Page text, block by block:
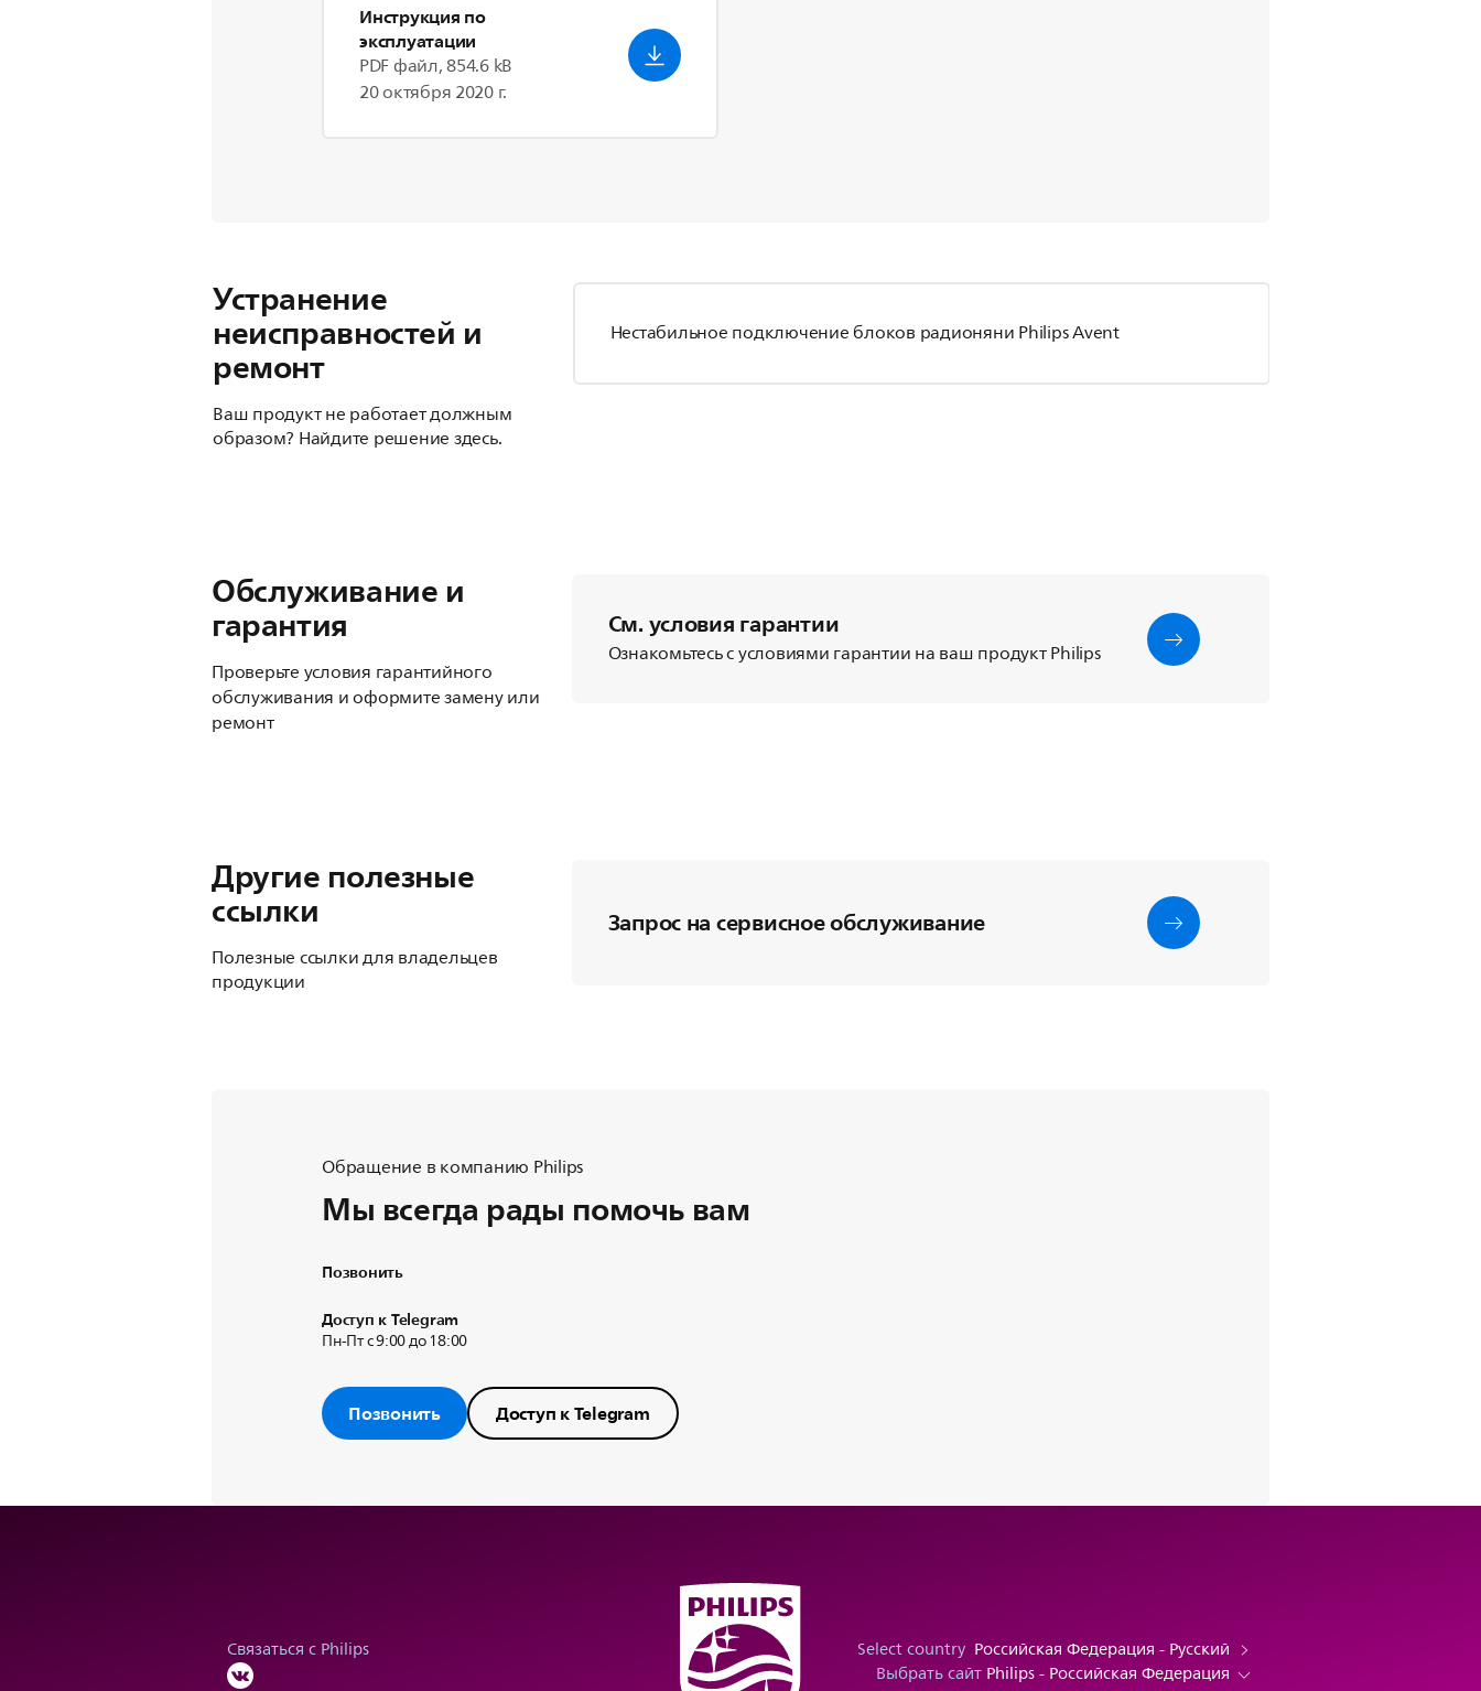
Инструкция по
эксплуатации
PDF файл, 854.6 kB
20 октября 2020 г.
Устранение
неисправностей и
ремонт
Ваш продукт не работает должным
образом? Найдите решение здесь.
Нестабильное подключение блоков радионяни Philips Avent
Обслуживание и
гарантия
Проверьте условия гарантийного
обслуживания и оформите замену или
ремонт
См. условия гарантии
Ознакомьтесь с условиями гарантии на ваш продукт Philips
Другие полезные
ссылки
Полезные ссылки для владельцев
продукции
Запрос на сервисное обслуживание
Обращение в компанию Philips
Мы всегда рады помочь вам
Позвонить
Доступ к Telegram
Пн-Пт с 9:00 до 18:00
Позвонить Доступ к Telegram
Связаться с Philips Select country Российская Федерация - Русский
Выбрать сайт Philips - Российская Федерация